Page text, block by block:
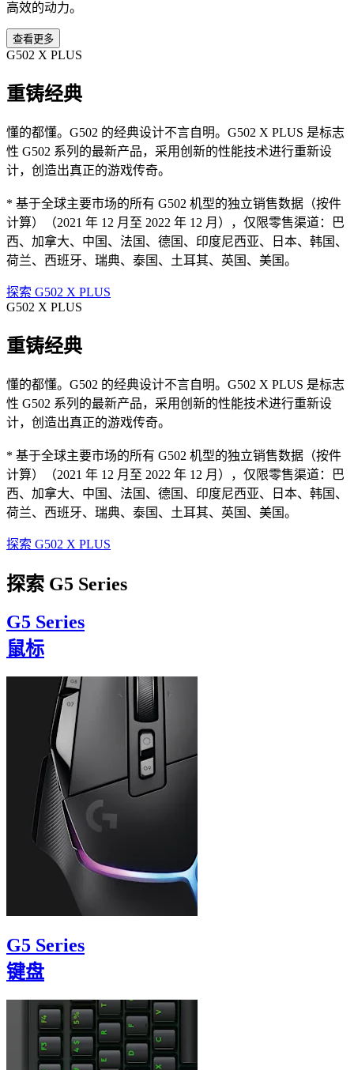
高效的动力。
查看更多
G502 X PLUS
重铸经典
懂的都懂。G502 的经典设计不言自明。G502 X PLUS 是标志
性 G502 系列的最新产品，采用创新的性能技术进行重新设
计，创造出真正的游戏传奇。
* 基于全球主要市场的所有 G502 机型的独立销售数据（按件
计算）（2021 年 12 月至 2022 年 12 月），仅限零售渠道：巴
西、加拿大、中国、法国、德国、印度尼西亚、日本、韩国、
荷兰、西班牙、瑞典、泰国、土耳其、英国、美国。
探索 G502 X PLUS
G502 X PLUS
重铸经典
懂的都懂。G502 的经典设计不言自明。G502 X PLUS 是标志
性 G502 系列的最新产品，采用创新的性能技术进行重新设
计，创造出真正的游戏传奇。
* 基于全球主要市场的所有 G502 机型的独立销售数据（按件
计算）（2021 年 12 月至 2022 年 12 月），仅限零售渠道：巴
西、加拿大、中国、法国、德国、印度尼西亚、日本、韩国、
荷兰、西班牙、瑞典、泰国、土耳其、英国、美国。
探索 G502 X PLUS
探索 G5 Series
G5 Series
鼠标
G5 Series
键盘